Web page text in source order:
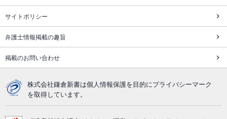
サイトポリシー
弁護士情報掲載の趣旨
掲載のお問い合わせ
株式会社鎌倉新書は個人情報保護を目的にプライバシーマーク
を取得しています。